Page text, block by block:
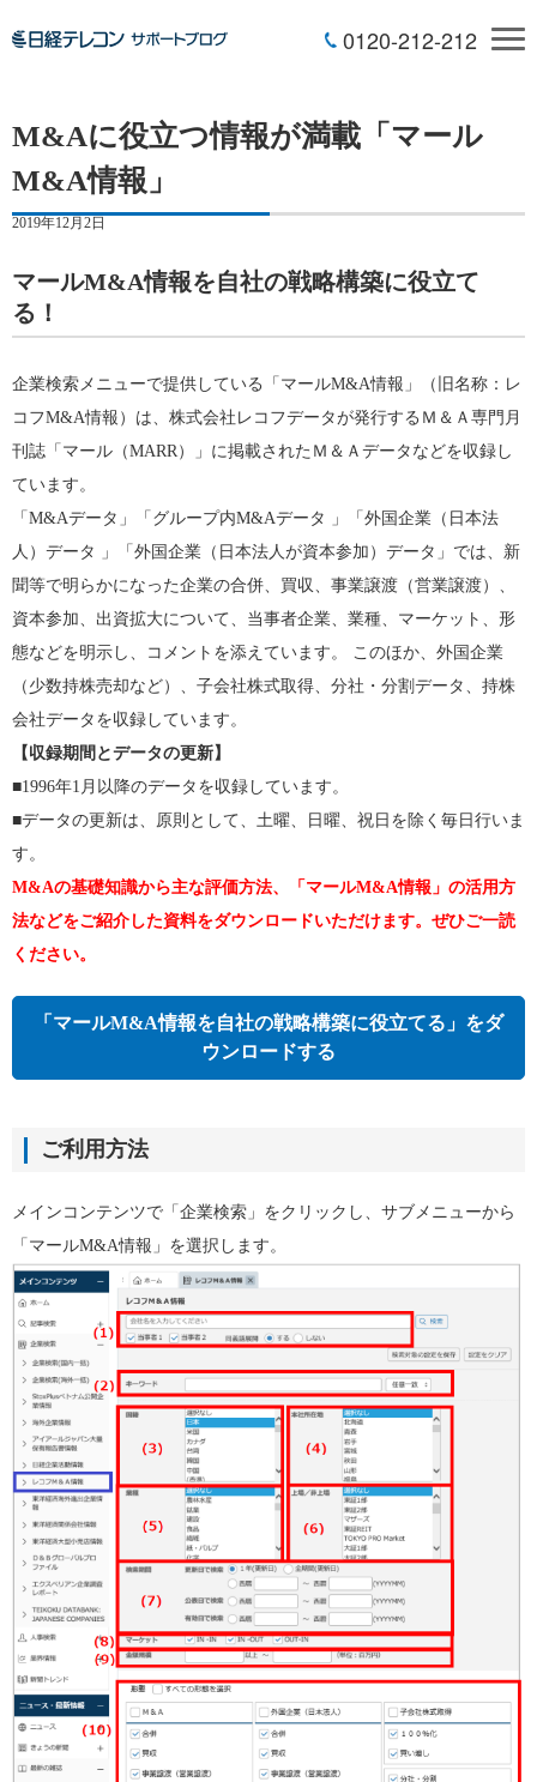
0120-212-212
M&Aに役立つ情報が満載「マール
M&A情報」
2019年12月2日
マールM&A情報を自社の戦略構築に役立て
る！
企業検索メニューで提供している「マールM&A情報」（旧名称：レ
コフM&A情報）は、株式会社レコフデータが発行するＭ＆Ａ専門月
刊誌「マール（MARR）」に掲載されたＭ＆Ａデータなどを収録し
ています。
「M&Aデータ」「グループ内M&Aデータ 」「外国企業（日本法
人）データ 」「外国企業（日本法人が資本参加）データ」では、新
聞等で明らかになった企業の合併、買収、事業譲渡（営業譲渡）、
資本参加、出資拡大について、当事者企業、業種、マーケット、形
態などを明示し、コメントを添えています。 このほか、外国企業
（少数持株売却など）、子会社株式取得、分社・分割データ、持株
会社データを収録しています。
【収録期間とデータの更新】
■1996年1月以降のデータを収録しています。
■データの更新は、原則として、土曜、日曜、祝日を除く毎日行いま
す。
M&Aの基礎知識から主な評価方法、「マールM&A情報」の活用方
法などをご紹介した資料をダウンロードいただけます。ぜひご一読
ください。
「マールM&A情報を自社の戦略構築に役立てる」をダ
ウンロードする
ご利用方法
メインコンテンツで「企業検索」をクリックし、サブメニューから
「マールM&A情報」を選択します。